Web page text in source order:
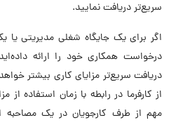
سریع‌تر دریافت نمایید.
اگر برای یک جایگاه شغلی مدیریتی
درخواست همکاری خود را ارائه‌
دریافت سریع‌تر مزایای کاری بیشتر
از کارفرما در رابطه با زمان استفاده از